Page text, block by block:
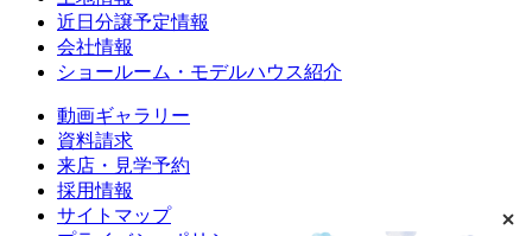
近日分譲予定情報
会社情報
ショールーム・モデルハウス紹介
動画ギャラリー
資料請求
来店・見学予約
採用情報
サイトマップ